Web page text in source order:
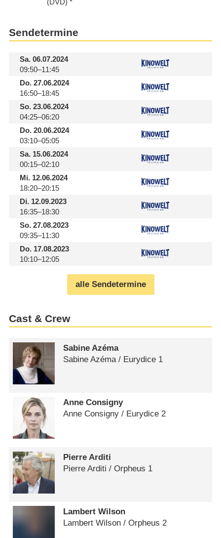
(DVD)
Sendetermine
Sa.06.07.2024
09:50–11:45
Do.27.06.2024
16:50–18:45
So.23.06.2024
04:25–06:20
Do.20.06.2024
03:10–05:05
Sa.15.06.2024
00:15–02:10
Mi.12.06.2024
18:20–20:15
Di.12.09.2023
16:35–18:30
So.27.08.2023
09:35–11:30
Do.17.08.2023
10:10–12:05
alle Sendetermine
Cast & Crew
Sabine Azéma
Sabine Azéma /​ Eurydice 1
Anne Consigny
Anne Consigny /​ Eurydice 2
Pierre Arditi
Pierre Arditi /​ Orpheus 1
Lambert Wilson
Lambert Wilson /​ Orpheus 2